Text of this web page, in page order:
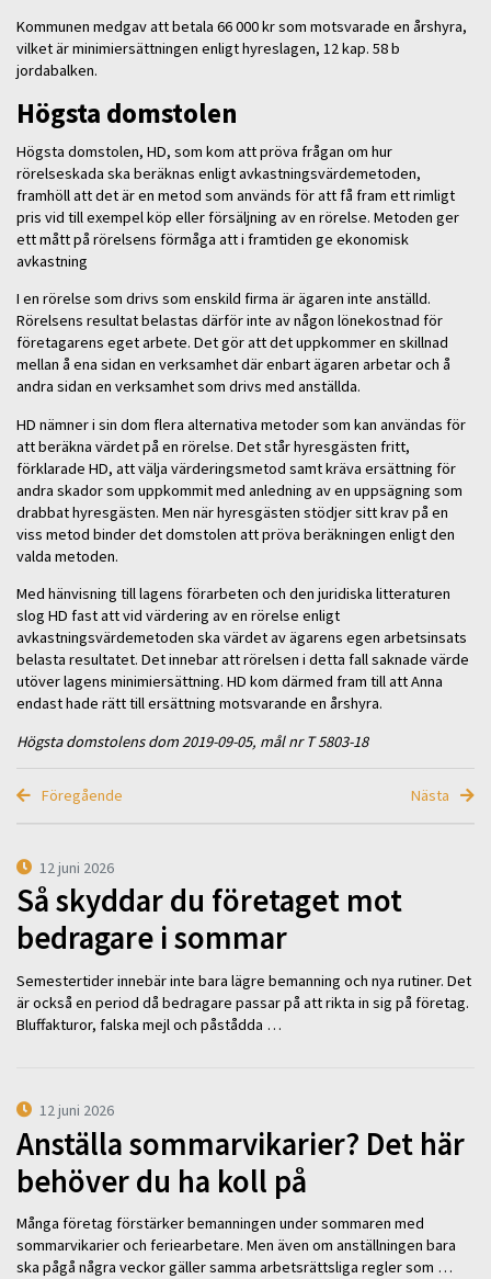
Kommunen medgav att betala 66 000 kr som motsvarade en årshyra,
vilket är minimiersättningen enligt hyreslagen, 12 kap. 58 b
jordabalken.
Högsta domstolen
Högsta domstolen, HD, som kom att pröva frågan om hur
rörelseskada ska beräknas enligt avkastningsvärdemetoden,
framhöll att det är en metod som används för att få fram ett rimligt
pris vid till exempel köp eller försäljning av en rörelse. Metoden ger
ett mått på rörelsens förmåga att i framtiden ge ekonomisk
avkastning
I en rörelse som drivs som enskild firma är ägaren inte anställd.
Rörelsens resultat belastas därför inte av någon lönekostnad för
företagarens eget arbete. Det gör att det uppkommer en skillnad
mellan å ena sidan en verksamhet där enbart ägaren arbetar och å
andra sidan en verksamhet som drivs med anställda.
HD nämner i sin dom flera alternativa metoder som kan användas för
att beräkna värdet på en rörelse. Det står hyresgästen fritt,
förklarade HD, att välja värderingsmetod samt kräva ersättning för
andra skador som uppkommit med anledning av en uppsägning som
drabbat hyresgästen. Men när hyresgästen stödjer sitt krav på en
viss metod binder det domstolen att pröva beräkningen enligt den
valda metoden.
Med hänvisning till lagens förarbeten och den juridiska litteraturen
slog HD fast att vid värdering av en rörelse enligt
avkastningsvärdemetoden ska värdet av ägarens egen arbetsinsats
belasta resultatet. Det innebar att rörelsen i detta fall saknade värde
utöver lagens minimiersättning. HD kom därmed fram till att Anna
endast hade rätt till ersättning motsvarande en årshyra.
Högsta domstolens dom 2019-09-05, mål nr T 5803-18
Föregående Nästa
12 juni 2026
Så skyddar du företaget mot
bedragare i sommar
Semestertider innebär inte bara lägre bemanning och nya rutiner. Det
är också en period då bedragare passar på att rikta in sig på företag.
Bluffakturor, falska mejl och påstådda …
12 juni 2026
Anställa sommarvikarier? Det här
behöver du ha koll på
Många företag förstärker bemanningen under sommaren med
sommarvikarier och feriearbetare. Men även om anställningen bara
ska pågå några veckor gäller samma arbetsrättsliga regler som …